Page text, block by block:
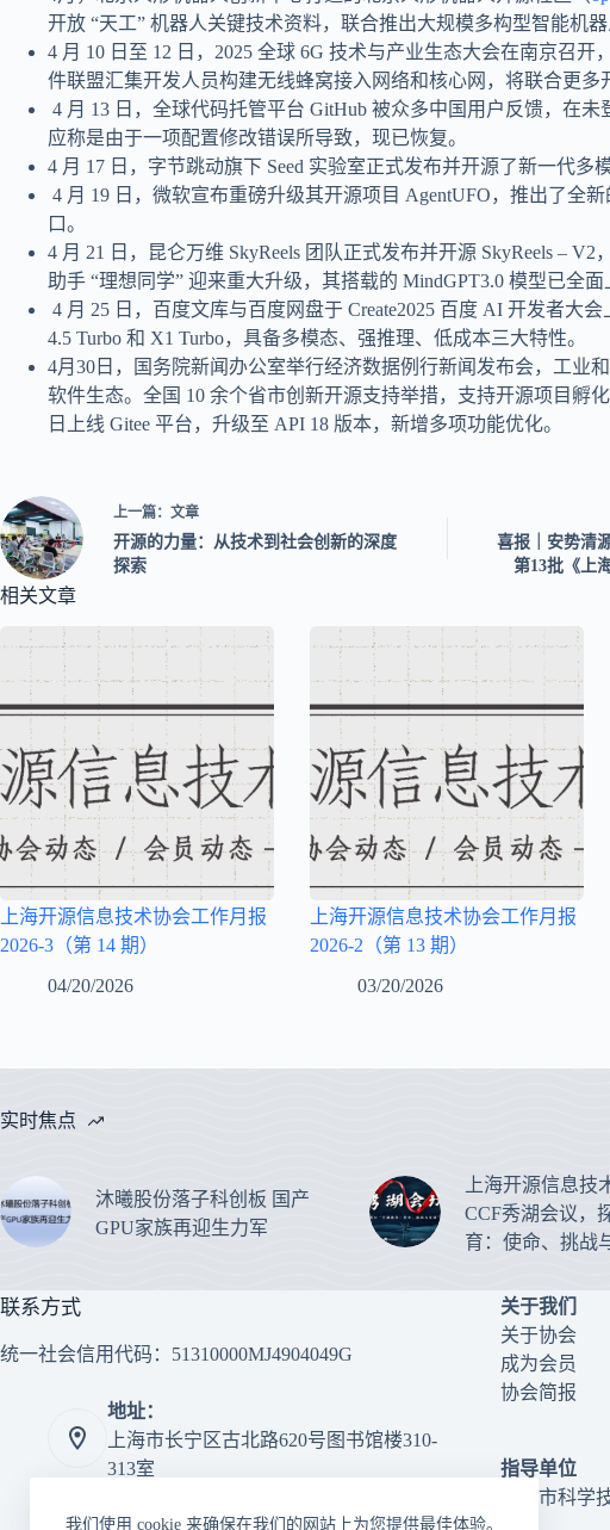
我们使用 cookie 来确保在我们的网站上为您提供最佳体验。
开放 “天工” 机器人关键技术资料，联合推出大规模多构型智能机器
4 月 10 日至 12 日，2025 全球 6G 技术与产业生态大会在南京召
件联盟汇集开发人员构建无线蜂窝接入网络和核心网，将联合更多
4 月 13 日，全球代码托管平台 GitHub 被众多中国用户反馈，在
应称是由于一项配置修改错误所导致，现已恢复。
4 月 17 日，字节跳动旗下 Seed 实验室正式发布并开源了新一代多
4 月 19 日，微软宣布重磅升级其开源项目 AgentUFO，推出了全
口。
4 月 21 日，昆仑万维 SkyReels 团队正式发布并开源 SkyReels –
助手 “理想同学” 迎来重大升级，其搭载的 MindGPT3.0 模型已全面
4 月 25 日，百度文库与百度网盘于 Create2025 百度 AI 开发者大
4.5 Turbo 和 X1 Turbo，具备多模态、强推理、低成本三大特性。
4月30日，国务院新闻办公室举行经济数据例行新闻发布会，工业
软件生态。全国 10 余个省市创新开源支持举措，支持开源项目孵
日上线 Gitee 平台，升级至 API 18 版本，新增多项功能优化。
上一篇： 文章
开源的力量：从技术到社会创新的深度
探索
喜报｜安势清
第13批《上
相关文章
上海开源信息技术协会工作月报
2026-3（第 14 期）
04/20/2026
上海开源信息技术协会工作月报
2026-2（第 13 期）
03/20/2026
实时焦点
沐曦股份落子科创板 国产
GPU家族再迎生力军
上海开源信息技
CCF秀湖会议，
育：使命、挑战
联系方式
统一社会信用代码：51310000MJ4904049G
地址：
上海市长宁区古北路620号图书馆楼310-
313室
+86 (21) 52067235
关于我们
关于协会
成为会员
协会简报
指导单位
上海市科学